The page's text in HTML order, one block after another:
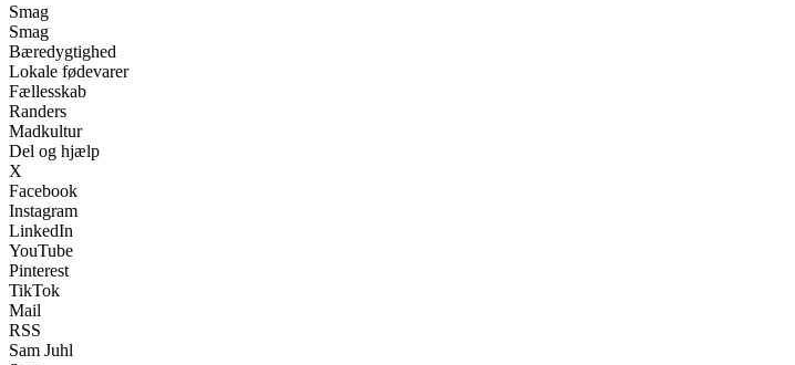
Smag
Smag
Bæredygtighed
Lokale fødevarer
Fællesskab
Randers
Madkultur
Del og hjælp
X
Facebook
Instagram
LinkedIn
YouTube
Pinterest
TikTok
Mail
RSS
Sam Juhl